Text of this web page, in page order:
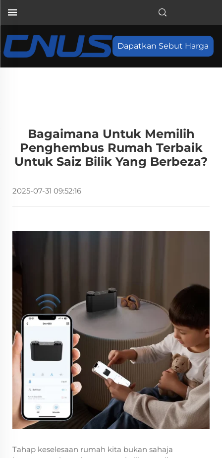
Dapatkan Sebut Harga
Bagaimana Untuk Memilih
Penghembus Rumah Terbaik
Untuk Saiz Bilik Yang Berbeza?
2025-07-31 09:52:16
Tahap keselesaan rumah kita bukan sahaja